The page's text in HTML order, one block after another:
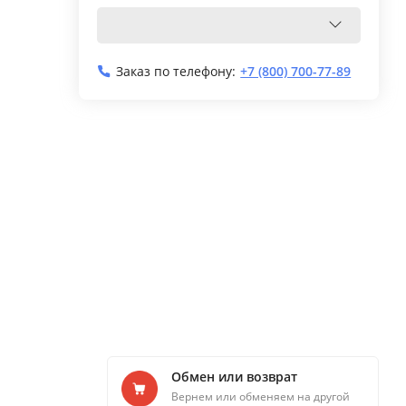
Заказ по телефону: +7 (800) 700-77-89
Обмен или возврат
Вернем или обменяем на другой